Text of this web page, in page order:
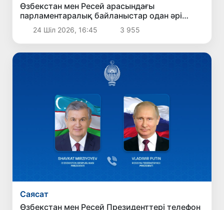
Өзбекстан мен Ресей арасындағы
парламентаралық байланыстар одан әрі
нығая түседі
24 Шіл 2026, 16:45 3 955
Саясат
Өзбекстан мен Ресей Президенттері телефон